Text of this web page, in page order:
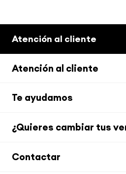
Atención al cliente
Atención al cliente
Te ayudamos
¿Quieres cambiar tus
Contactar